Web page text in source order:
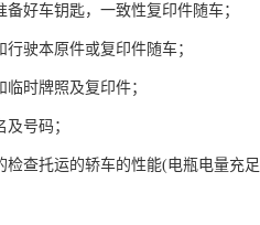
好车钥匙，一致性复印件随车；
驶本原件或复印件随车；
时牌照及复印件；
号码；
检查托运的轿车的性能(电瓶电量充